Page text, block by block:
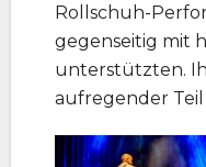
Rollschuh-
gegenseitig mit
unterstützten.
aufregender Teil